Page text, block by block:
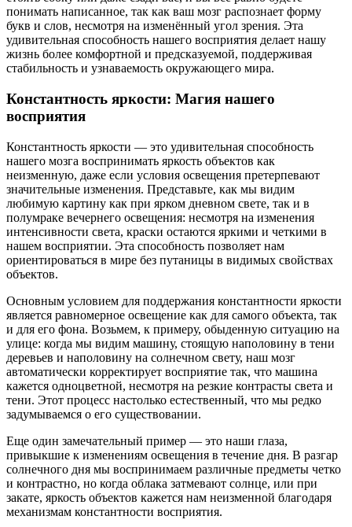
понимать написанное, так как ваш мозг распознает форму
букв и слов, несмотря на изменённый угол зрения. Эта
удивительная способность нашего восприятия делает нашу
жизнь более комфортной и предсказуемой, поддерживая
стабильность и узнаваемость окружающего мира.
Константность яркости: Магия нашего
восприятия
Константность яркости — это удивительная способность
нашего мозга воспринимать яркость объектов как
неизменную, даже если условия освещения претерпевают
значительные изменения. Представьте, как мы видим
любимую картину как при ярком дневном свете, так и в
полумраке вечернего освещения: несмотря на изменения
интенсивности света, краски остаются яркими и четкими в
нашем восприятии. Эта способность позволяет нам
ориентироваться в мире без путаницы в видимых свойствах
объектов.
Основным условием для поддержания константности яркости
является равномерное освещение как для самого объекта, так
и для его фона. Возьмем, к примеру, обыденную ситуацию на
улице: когда мы видим машину, стоящую наполовину в тени
деревьев и наполовину на солнечном свету, наш мозг
автоматически корректирует восприятие так, что машина
кажется одноцветной, несмотря на резкие контрасты света и
тени. Этот процесс настолько естественный, что мы редко
задумываемся о его существовании.
Еще один замечательный пример — это наши глаза,
привыкшие к изменениям освещения в течение дня. В разгар
солнечного дня мы воспринимаем различные предметы четко
и контрастно, но когда облака затмевают солнце, или при
закате, яркость объектов кажется нам неизменной благодаря
механизмам константности восприятия.